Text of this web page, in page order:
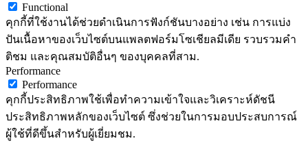
Functional
คุกกี้ที่ใช้งานได้ช่วยดำเนินการฟังก์ชันบางอย่าง เช่น การแบ่ง
ปันเนื้อหาของเว็บไซต์บนแพลตฟอร์มโซเชียลมีเดีย รวบรวมคำ
ติชม และคุณสมบัติอื่นๆ ของบุคคลที่สาม.
Performance
Performance
คุกกี้ประสิทธิภาพใช้เพื่อทำความเข้าใจและวิเคราะห์ดัชนี
ประสิทธิภาพหลักของเว็บไซต์ ซึ่งช่วยในการมอบประสบการณ์
ผู้ใช้ที่ดีขึ้นสำหรับผู้เยี่ยมชม.